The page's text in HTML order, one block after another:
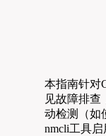
本指南针对
见故障排查
动检测（如
nmcli工具